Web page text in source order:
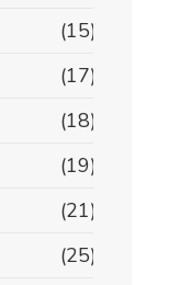
(15)
(17)
(18)
(19)
(21)
(25)